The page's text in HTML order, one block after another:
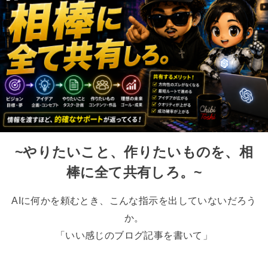
~やりたいこと、作りたいものを、相
棒に全て共有しろ。~
AIに何かを頼むとき、こんな指示を出していないだろう
か。
「いい感じのブログ記事を書いて」